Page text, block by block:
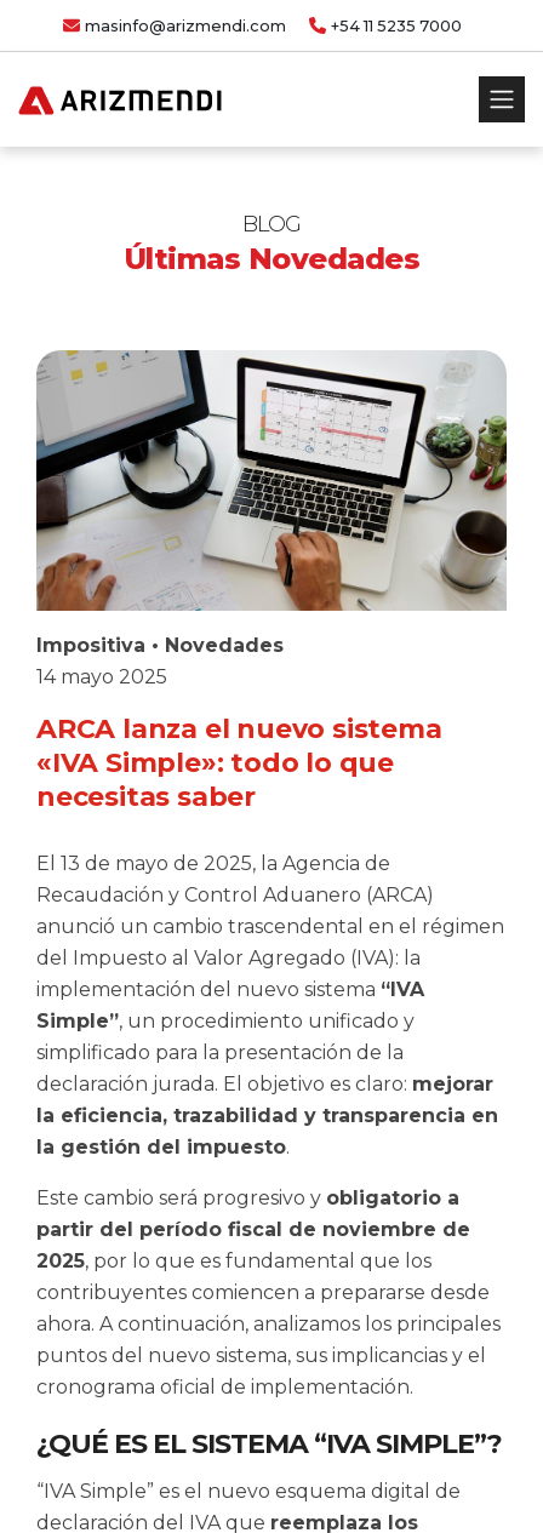
masinfo@arizmendi.com +54 11 5235 7000
BLOG
Últimas Novedades
Impositiva • Novedades
14 mayo 2025
ARCA lanza el nuevo sistema
«IVA Simple»: todo lo que
necesitas saber
El 13 de mayo de 2025, la Agencia de
Recaudación y Control Aduanero (ARCA)
anunció un cambio trascendental en el régimen
del Impuesto al Valor Agregado (IVA): la
implementación del nuevo sistema “IVA
Simple”, un procedimiento unificado y
simplificado para la presentación de la
declaración jurada. El objetivo es claro: mejorar
la eficiencia, trazabilidad y transparencia en
la gestión del impuesto.
Este cambio será progresivo y obligatorio a
partir del período fiscal de noviembre de
2025, por lo que es fundamental que los
contribuyentes comiencen a prepararse desde
ahora. A continuación, analizamos los principales
puntos del nuevo sistema, sus implicancias y el
cronograma oficial de implementación.
¿QUÉ ES EL SISTEMA “IVA SIMPLE”?
“IVA Simple” es el nuevo esquema digital de
declaración del IVA que reemplaza los